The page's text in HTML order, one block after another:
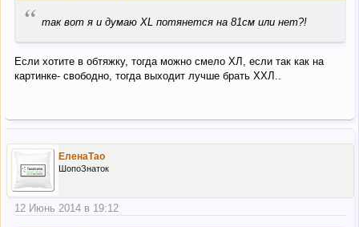
“ так вот я и думаю XL потянется на 81см или нет?!
Если хотите в обтяжку, тогда можно смело ХЛ, если так как на
картинке- свободно, тогда выходит лучше брать ХХЛ..
ЕленаТао
ШопоЗнаток
12 Июнь 2014 в 19:12